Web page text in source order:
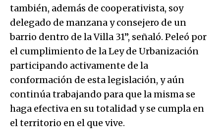
también, además de cooperativista, soy
delegado de manzana y consejero de un
barrio dentro de la Villa 31”, señaló. Peleó por
el cumplimiento de la Ley de Urbanización
participando activamente de la
conformación de esta legislación, y aún
continúa trabajando para que la misma se
haga efectiva en su totalidad y se cumpla en
el territorio en el que vive.